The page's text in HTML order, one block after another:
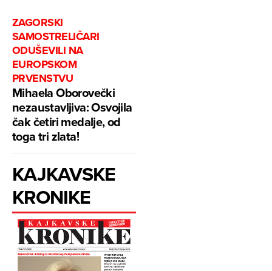
ZAGORSKI
SAMOSTRELIČARI
ODUŠEVILI NA
EUROPSKOM
PRVENSTVU
Mihaela Oborovečki
nezaustavljiva: Osvojila
čak četiri medalje, od
toga tri zlata!
KAJKAVSKE
KRONIKE